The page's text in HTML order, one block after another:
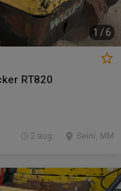
1 /6
RT820
Seini, MM
2 aug.